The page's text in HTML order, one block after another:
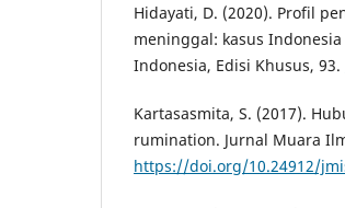
Hidayati, D. (2020). Profil
meninggal: kasus
Indonesia, Edisi Khusus, 93.
Kartasasmita, S. (2017).
rumination. Jurnal Muara
https://doi.org/10.24912/